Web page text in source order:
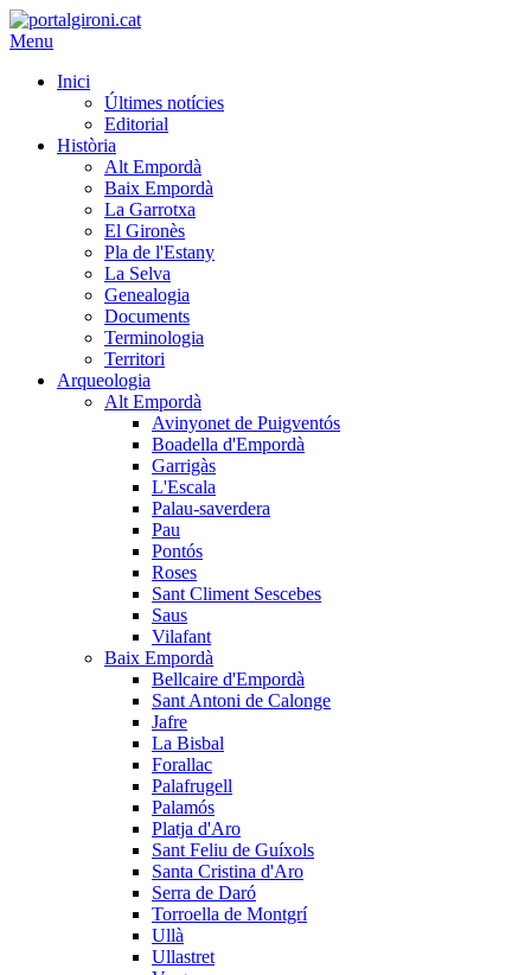
Menu
Inici
Últimes notícies
Editorial
Història
Alt Empordà
Baix Empordà
La Garrotxa
El Gironès
Pla de l'Estany
La Selva
Genealogia
Documents
Terminologia
Territori
Arqueologia
Alt Empordà
Avinyonet de Puigventós
Boadella d'Empordà
Garrigàs
L'Escala
Palau-saverdera
Pau
Pontós
Roses
Sant Climent Sescebes
Saus
Vilafant
Baix Empordà
Bellcaire d'Empordà
Sant Antoni de Calonge
Jafre
La Bisbal
Forallac
Palafrugell
Palamós
Platja d'Aro
Sant Feliu de Guíxols
Santa Cristina d'Aro
Serra de Daró
Torroella de Montgrí
Ullà
Ullastret